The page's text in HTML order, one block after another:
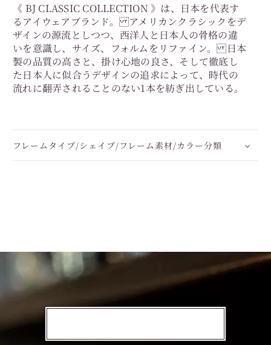
《 BJ CLASSIC COLLECTION 》は、日本を代表す
るアイウェアブランド。 アメリカンクラシックをデ
ザインの源流としつつ、西洋人と日本人の骨格の違
いを意識し、サイズ、フォルムをリファイン。 日本
製の品質の高さと、掛け心地の良さ、そして徹底し
た日本人に似合うデザインの追求によって、時代の
流れに翻弄されることのない1本を紡ぎ出している。
フレームタイプ/シェイプ/フレーム素材/カラー分類